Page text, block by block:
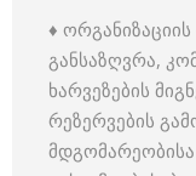
♦
განსაზღვრა,
ხარვეზების
რეზერვების